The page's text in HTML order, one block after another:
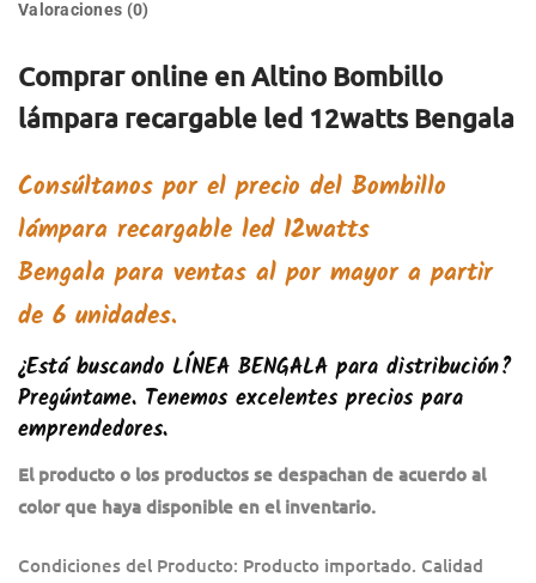
Valoraciones (0)
Comprar online en Altino Bombillo
lámpara recargable led 12watts Bengala
Consúltanos por el precio del Bombillo
lámpara recargable led 12watts
Bengala para ventas al por mayor a partir
de 6 unidades.
¿Está buscando LÍNEA BENGALA para distribución?
Pregúntame. Tenemos excelentes precios para
emprendedores.
El producto o los productos se despachan de acuerdo al
color que haya disponible en el inventario.
Condiciones del Producto: Producto importado. Calidad